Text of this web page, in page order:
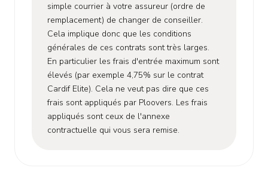
simple courrier à votre assureur (ordre de
remplacement) de changer de conseiller.
Cela implique donc que les conditions
générales de ces contrats sont très larges.
En particulier les frais d'entrée maximum sont
élevés (par exemple 4,75% sur le contrat
Cardif Elite). Cela ne veut pas dire que ces
frais sont appliqués par Ploovers. Les frais
appliqués sont ceux de l'annexe
contractuelle qui vous sera remise.